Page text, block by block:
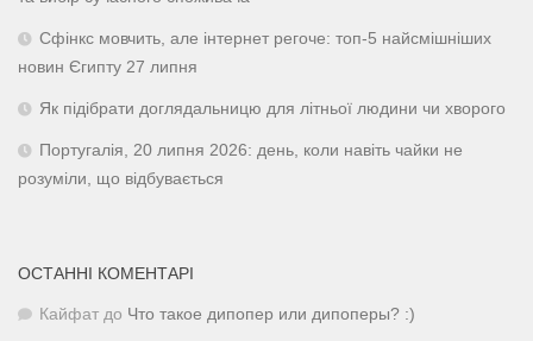
Сфінкс мовчить, але інтернет регоче: топ-5 найсмішніших
новин Єгипту 27 липня
Як підібрати доглядальницю для літньої людини чи хворого
Португалія, 20 липня 2026: день, коли навіть чайки не
розуміли, що відбувається
ОСТАННІ КОМЕНТАРІ
Кайфат до Что такое дипопер или дипоперы? :)